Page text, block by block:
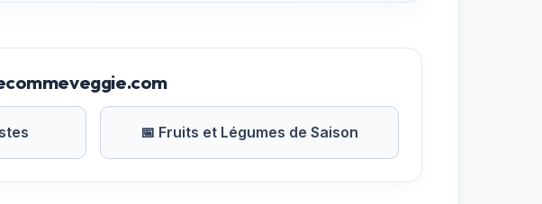
📅 Fruits et Légumes de Saison